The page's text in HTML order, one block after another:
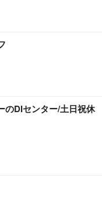
のDIセンター/土日祝休